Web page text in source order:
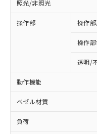
照光/非照光
操作部 操作
操作
透明/
動作機能
ベゼル材質
負荷